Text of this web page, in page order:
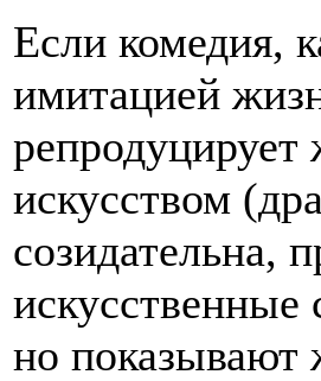
Если комедия,
имитацией
искусством
созидательна,
искусственные
но показывают